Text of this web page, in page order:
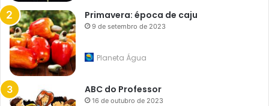
Primavera: época de caju
9 de setembro de 2023
Planeta Água
ABC do Professor
16 de outubro de 2023